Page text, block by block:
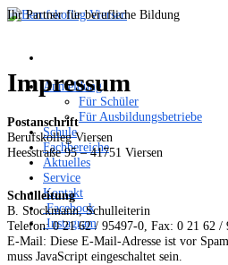
Ihr Partner für berufliche Bildung
Anmeldung
Für Schüler
Für Ausbildungsbetriebe
Schule
Fachbereiche
Aktuelles
Service
Kontakt
Facebook
Instagram
Impressum
Postanschrift
Berufskolleg Viersen
Heesstraße 95 – 41751 Viersen
Schulleitung
B. Stockmann, Schulleiterin
Telefon: 0 21 62 / 95497-0, Fax: 0 21 62 /
E-Mail: Diese E-Mail-Adresse ist vor
muss JavaScript eingeschaltet sein.